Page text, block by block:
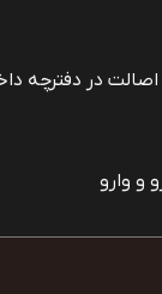
در دفترچه
و وارو